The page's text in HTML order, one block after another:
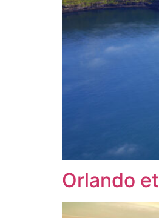
Orlando